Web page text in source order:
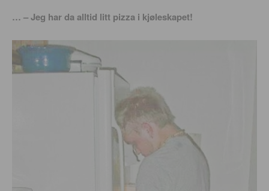
… – Jeg har da alltid litt pizza i kjøleskapet!